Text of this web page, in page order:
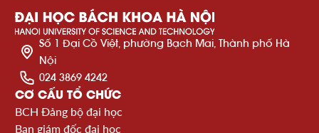
Số 1 Đại Cồ Việt, phường Bạch Mai, Thành phố Hà
Nội
024 3869 4242
CƠ CẤU TỔ CHỨC
BCH Đảng bộ đại học
Ban giám đốc đại học